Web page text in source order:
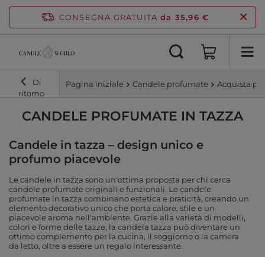
CONSEGNA GRATUITA da 35,96 €
Di
ritorno
Pagina iniziale Candele profumate Acquista per
CANDELE PROFUMATE IN TAZZA
Candele in tazza – design unico e
profumo piacevole
Le candele in tazza sono un'ottima proposta per chi cerca
candele profumate originali e funzionali. Le candele
profumate in tazza combinano estetica e praticità, creando un
elemento decorativo unico che porta calore, stile e un
piacevole aroma nell'ambiente. Grazie alla varietà di modelli,
colori e forme delle tazze, la candela tazza può diventare un
ottimo complemento per la cucina, il soggiorno o la camera
da letto, oltre a essere un regalo interessante.